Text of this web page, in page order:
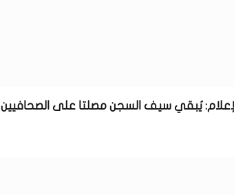
يُبقي سيف السجن مصلتا على الصحافيين